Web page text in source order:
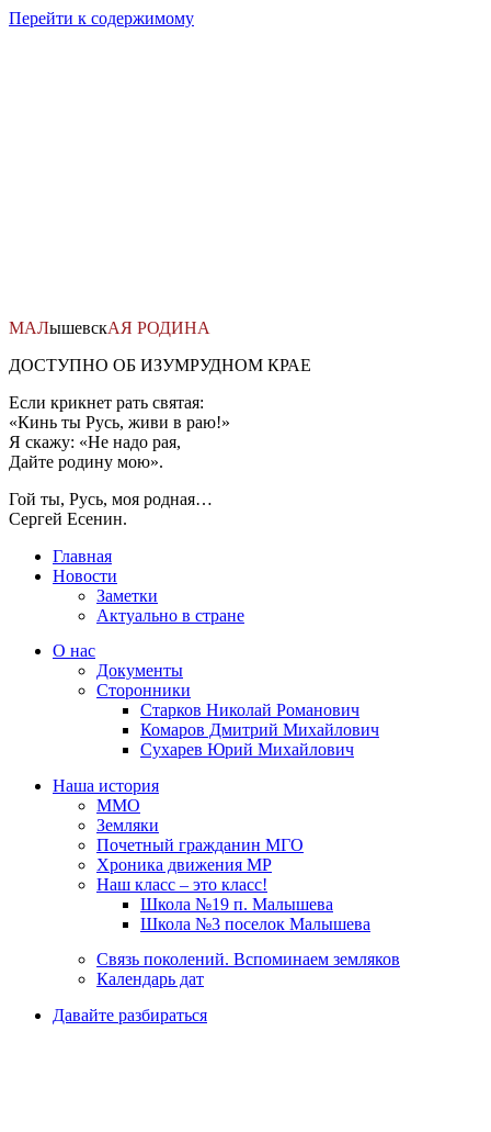
Перейти к содержимому
МАЛышевскАЯ РОДИНА
ДОСТУПНО ОБ ИЗУМРУДНОМ КРАЕ
Если крикнет рать святая:
«Кинь ты Русь, живи в раю!»
Я скажу: «Не надо рая,
Дайте родину мою».
Гой ты, Русь, моя родная…
Сергей Есенин.
Главная
Новости
Заметки
Актуально в стране
О нас
Документы
Сторонники
Старков Николай Романович
Комаров Дмитрий Михайлович
Сухарев Юрий Михайлович
Наша история
ММО
Земляки
Почетный гражданин МГО
Хроника движения МР
Наш класс – это класс!
Школа №19 п. Малышева
Школа №3 поселок Малышева
Связь поколений. Вспоминаем земляков
Календарь дат
Давайте разбираться